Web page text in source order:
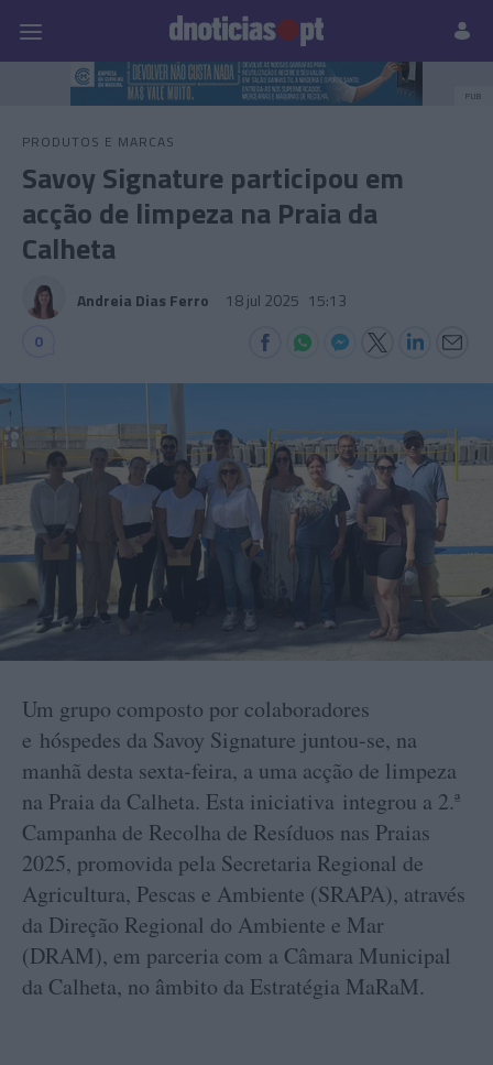
Prazeres Paisagens
PUB
PRODUTOS E MARCAS
Savoy Signature participou em
acção de limpeza na Praia da
Calheta
Andreia Dias Ferro 18 jul 2025 15:13
0
Um grupo composto por colaboradores
e hóspedes da Savoy Signature juntou-se, na
manhã desta sexta-feira, a uma acção de limpeza
na Praia da Calheta. Esta iniciativa integrou a 2.ª
Campanha de Recolha de Resíduos nas Praias
2025, promovida pela Secretaria Regional de
Agricultura, Pescas e Ambiente (SRAPA), através
da Direção Regional do Ambiente e Mar
(DRAM), em parceria com a Câmara Municipal
da Calheta, no âmbito da Estratégia MaRaM.